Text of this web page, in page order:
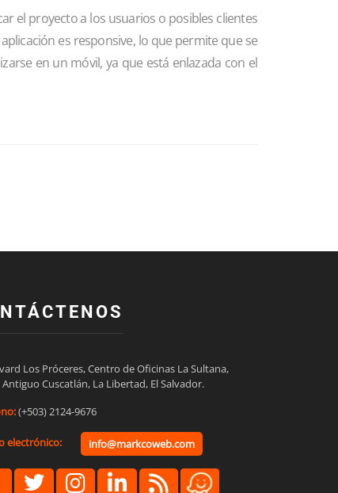
el proyecto a los usuarios o posibles clientes
es responsive, lo que permite que se
en un móvil, ya que está enlazada con el
Los Próceres, Centro de Oficinas La Sultana,
Antiguo Cuscatlán, La Libertad, El Salvador.
(+503) 2124-9676
electrónico: info@markcoweb.com